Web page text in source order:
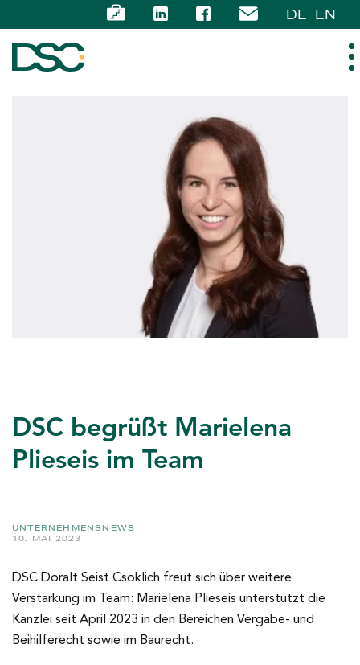
DE EN
KARRIERE
DSC begrüßt Marielena
Plieseis im Team
UNTERNEHMENSNEWS
10. MAI 2023
DSC Doralt Seist Csoklich freut sich über weitere
Verstärkung im Team: Marielena Plieseis unterstützt die
Kanzlei seit April 2023 in den Bereichen Vergabe- und
Beihilferecht sowie im Baurecht.